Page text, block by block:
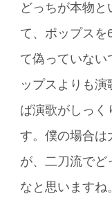
どっちが本物
て、ポップスを
て偽っていない
ップスよりも演
ば演歌がしっく
す。僕の場合は
が、二刀流でど
なと思いますね